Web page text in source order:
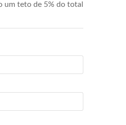
um teto de 5% do total